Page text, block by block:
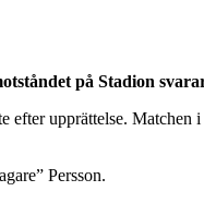
på Stadion
upprättelse. Matchen
Persson.